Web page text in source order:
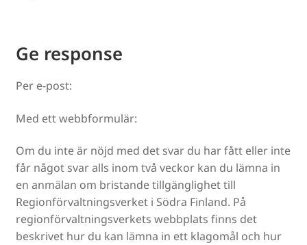
Ge response
Per e-post:
Med ett webbformulär:
Om du inte är nöjd med det svar du har fått eller inte
får något svar alls inom två veckor kan du lämna in
en anmälan om bristande tillgänglighet till
Regionförvaltningsverket i Södra Finland. På
regionförvaltningsverkets webbplats finns det
beskrivet hur du kan lämna in ett klagomål och hur